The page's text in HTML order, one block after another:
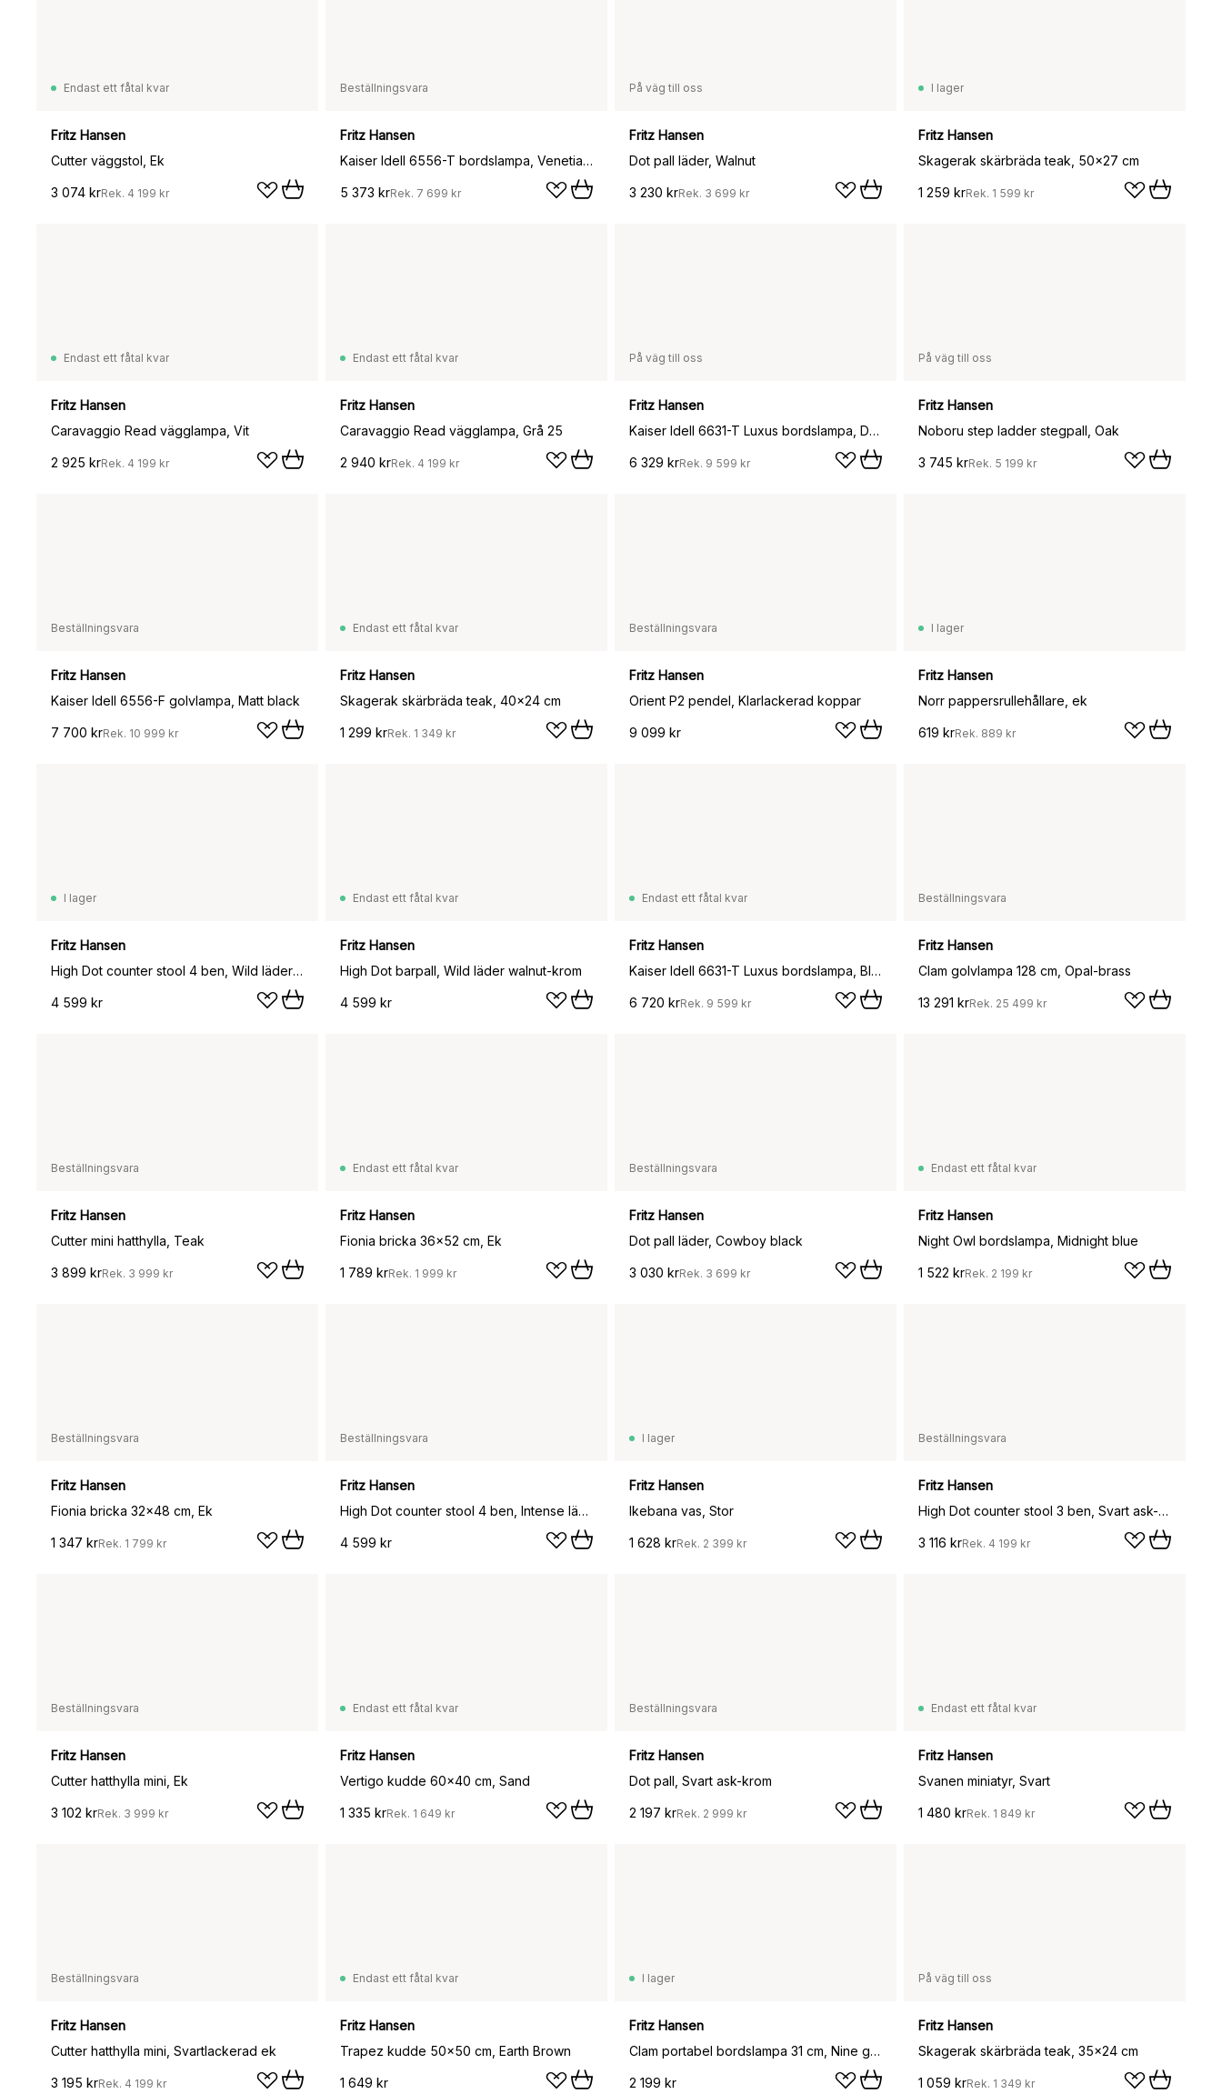
Endast ett fåtal kvar
Fritz Hansen
Cutter väggstol, Ek
3 074 krRek. 4 199 kr
Beställningsvara
Fritz Hansen
Kaiser Idell 6556-T bordslampa, Venetian red
5 373 krRek. 7 699 kr
På väg till oss
Fritz Hansen
Dot pall läder, Walnut
3 230 krRek. 3 699 kr
I lager
Fritz Hansen
Skagerak skärbräda teak, 50x27 cm
1 259 krRek. 1 599 kr
Endast ett fåtal kvar
Fritz Hansen
Caravaggio Read vägglampa, Vit
2 925 krRek. 4 199 kr
Endast ett fåtal kvar
Fritz Hansen
Caravaggio Read vägglampa, Grå 25
2 940 krRek. 4 199 kr
På väg till oss
Fritz Hansen
Kaiser Idell 6631-T Luxus bordslampa, Dark green
6 329 krRek. 9 599 kr
På väg till oss
Fritz Hansen
Noboru step ladder stegpall, Oak
3 745 krRek. 5 199 kr
Beställningsvara
Fritz Hansen
Kaiser Idell 6556-F golvlampa, Matt black
7 700 krRek. 10 999 kr
Endast ett fåtal kvar
Fritz Hansen
Skagerak skärbräda teak, 40x24 cm
1 299 krRek. 1 349 kr
Beställningsvara
Fritz Hansen
Orient P2 pendel, Klarlackerad koppar
9 099 kr
I lager
Fritz Hansen
Norr pappersrullehållare, ek
619 krRek. 889 kr
I lager
Fritz Hansen
High Dot counter stool 4 ben, Wild läder walnut-krom
4 599 kr
Endast ett fåtal kvar
Fritz Hansen
High Dot barpall, Wild läder walnut-krom
4 599 kr
Endast ett fåtal kvar
Fritz Hansen
Kaiser Idell 6631-T Luxus bordslampa, Black
6 720 krRek. 9 599 kr
Beställningsvara
Fritz Hansen
Clam golvlampa 128 cm, Opal-brass
13 291 krRek. 25 499 kr
Beställningsvara
Fritz Hansen
Cutter mini hatthylla, Teak
3 899 krRek. 3 999 kr
Endast ett fåtal kvar
Fritz Hansen
Fionia bricka 36x52 cm, Ek
1 789 krRek. 1 999 kr
Beställningsvara
Fritz Hansen
Dot pall läder, Cowboy black
3 030 krRek. 3 699 kr
Endast ett fåtal kvar
Fritz Hansen
Night Owl bordslampa, Midnight blue
1 522 krRek. 2 199 kr
Beställningsvara
Fritz Hansen
Fionia bricka 32x48 cm, Ek
1 347 krRek. 1 799 kr
Beställningsvara
Fritz Hansen
High Dot counter stool 4 ben, Intense läder svart-svart stål
4 599 kr
I lager
Fritz Hansen
Ikebana vas, Stor
1 628 krRek. 2 399 kr
Beställningsvara
Fritz Hansen
High Dot counter stool 3 ben, Svart ask-krom
3 116 krRek. 4 199 kr
Beställningsvara
Fritz Hansen
Cutter hatthylla mini, Ek
3 102 krRek. 3 999 kr
Endast ett fåtal kvar
Fritz Hansen
Vertigo kudde 60x40 cm, Sand
1 335 krRek. 1 649 kr
Beställningsvara
Fritz Hansen
Dot pall, Svart ask-krom
2 197 krRek. 2 999 kr
Endast ett fåtal kvar
Fritz Hansen
Svanen miniatyr, Svart
1 480 krRek. 1 849 kr
Beställningsvara
Fritz Hansen
Cutter hatthylla mini, Svartlackerad ek
3 195 krRek. 4 199 kr
Endast ett fåtal kvar
Fritz Hansen
Trapez kudde 50x50 cm, Earth Brown
1 649 kr
I lager
Fritz Hansen
Clam portabel bordslampa 31 cm, Nine grey
2 199 kr
På väg till oss
Fritz Hansen
Skagerak skärbräda teak, 35x24 cm
1 059 krRek. 1 349 kr